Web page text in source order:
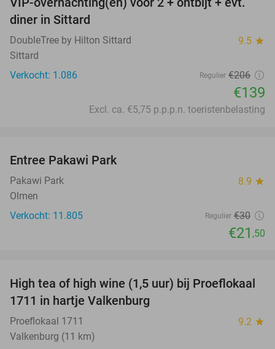
33%
diner in Sittard
DoubleTree by Hilton Sittard 9.5 star
Sittard
Verkocht: 1.086
Regulier €206
€139
Excl. ca. €5,75 p.p.p.n. toeristenbelasting
Entree Pakawi Park
Pakawi Park 8.9 star
Olmen
Verkocht: 11.805
Regulier €30
€21 ,50
36%
High tea of high wine (1,5 uur) bij Proeflokaal
1711 in hartje Valkenburg
Proeflokaal 1711 9.2 star
Valkenburg (11 km)